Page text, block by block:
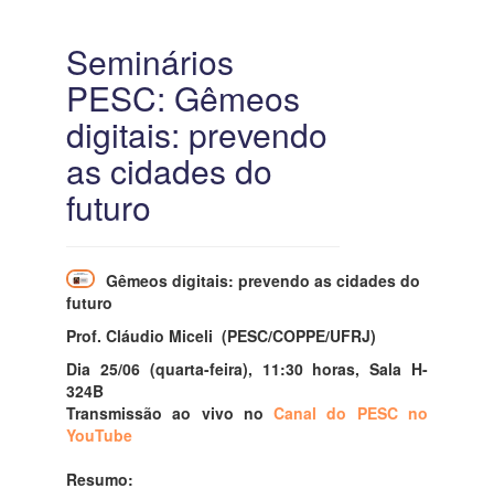
Seminários
PESC: Gêmeos
digitais: prevendo
as cidades do
futuro
Gêmeos digitais: prevendo as cidades do
futuro
Prof. Cláudio Miceli (PESC/COPPE/UFRJ)
Dia 25/06 (quarta-feira), 11:30 horas, Sala H-
324B
Transmissão ao vivo noCanal do PESC no
YouTube
Resumo: